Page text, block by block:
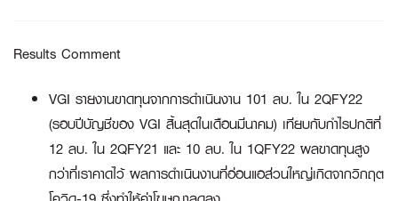
Results Comment
VGI รายงานขาดทุนจากการดำเนินงาน 101 ลบ. ใน 2QFY22
(รอบปีบัญชีของ VGI สิ้นสุดในเดือนมีนาคม) เทียบกับกำไรปกติที่
12 ลบ. ใน 2QFY21 และ 10 ลบ. ใน 1QFY22 ผลขาดทุนสูง
กว่าที่เราคาดไว้ ผลการดำเนินงานที่อ่อนแอส่วนใหญ่เกิดจากวิกฤต